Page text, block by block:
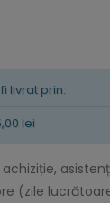
livrat prin:
lei
(zile